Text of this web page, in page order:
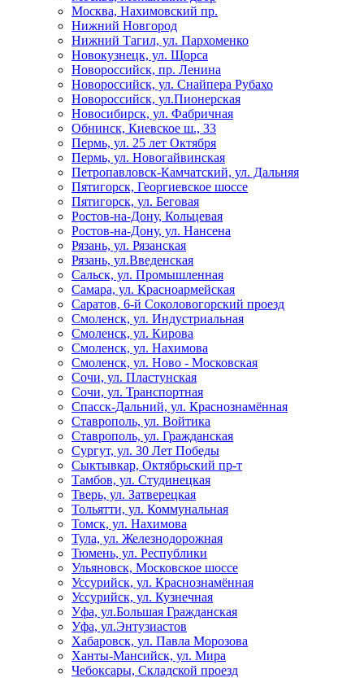
Москва, Нахимовский пр.
Нижний Новгород
Нижний Тагил, ул. Пархоменко
Новокузнецк, ул. Щорса
Новороссийск, пр. Ленина
Новороссийск, ул. Снайпера Рубахо
Новороссийск, ул.Пионерская
Новосибирск, ул. Фабричная
Обнинск, Киевское ш., 33
Пермь, ул. 25 лет Октября
Пермь, ул. Новогайвинская
Петропавловск-Камчатский, ул. Дальняя
Пятигорск, Георгиевское шоссе
Пятигорск, ул. Беговая
Ростов-на-Дону, Кольцевая
Ростов-на-Дону, ул. Нансена
Рязань, ул. Рязанская
Рязань, ул.Введенская
Сальск, ул. Промышленная
Самара, ул. Красноармейская
Саратов, 6-й Соколовогорский проезд
Смоленск, ул. Индустриальная
Смоленск, ул. Кирова
Смоленск, ул. Нахимова
Смоленск, ул. Ново - Московская
Сочи, ул. Пластунская
Сочи, ул. Транспортная
Спасск-Дальний, ул. Краснознамённая
Ставрополь, ул. Войтика
Ставрополь, ул. Гражданская
Сургут, ул. 30 Лет Победы
Сыктывкар, Октябрьский пр-т
Тамбов, ул. Студинецкая
Тверь, ул. Затверецкая
Тольятти, ул. Коммунальная
Томск, ул. Нахимова
Тула, ул. Железнодорожная
Тюмень, ул. Республики
Ульяновск, Московское шоссе
Уссурийск, ул. Краснознамённая
Уссурийск, ул. Кузнечная
Уфа, ул.Большая Гражданская
Уфа, ул.Энтузиастов
Хабаровск, ул. Павла Морозова
Ханты-Мансийск, ул. Мира
Чебоксары, Складской проезд